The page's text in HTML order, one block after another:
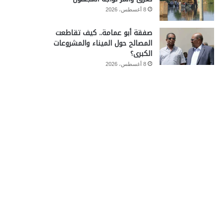
8 أغسطس، 2026
صفقة أبو عمامة.. كيف تقاطعت
المصالح حول الميناء والمشروعات
الكبرى؟
8 أغسطس، 2026